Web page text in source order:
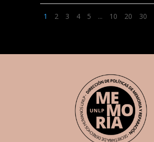
1 2 3 4 5 ... 10 20 30